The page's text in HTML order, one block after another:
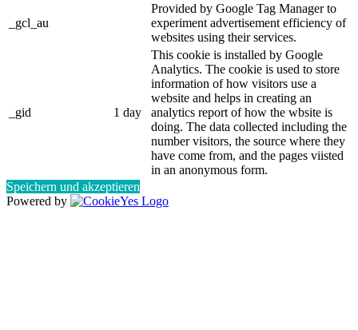
_gcl_au
Provided by Google Tag Manager to
experiment advertisement efficiency of
websites using their services.
_gid 1 day
This cookie is installed by Google
Analytics. The cookie is used to store
information of how visitors use a
website and helps in creating an
analytics report of how the wbsite is
doing. The data collected including the
number visitors, the source where they
have come from, and the pages viisted
in an anonymous form.
Speichern und akzeptieren
Powered by